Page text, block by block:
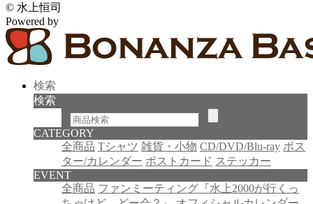
© 水上恒司
Powered by
検索
検索
CATEGORY
全商品 Tシャツ 雑貨・小物 CD/DVD/Blu-ray ポス
ター/カレンダー ポストカード ステッカー
EVENT
全商品 ファンミーティング『水上2000が行くっ